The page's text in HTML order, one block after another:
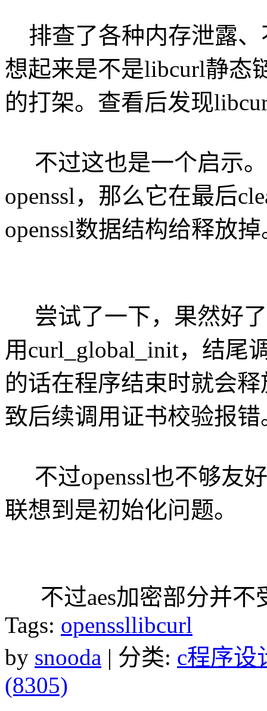
排查了各种内存泄露、
想起来是不是libcurl静态
的打架。查看后发现
不过这也是一个启示
openssl，那么它在最后
openssl数据结构给释放掉
尝试了一下，果然好
用curl_global_init，结尾
的话在程序结束时就会
致后续调用证书校验报错
不过openssl也不够友
联想到是初始化问题。
不过aes加密部分并不
Tags: openssllibcurl
by snooda | 分类: c程序设
(8305)